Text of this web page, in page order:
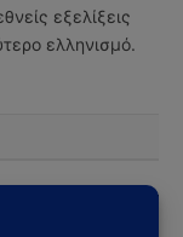
εξελίξεις
ελληνισμό.